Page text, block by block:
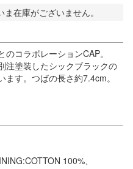
在庫がございません。
コラボレーションCAP。
注塗装したシックブラックの
す。つばの長さ約7.4cm。
100%、